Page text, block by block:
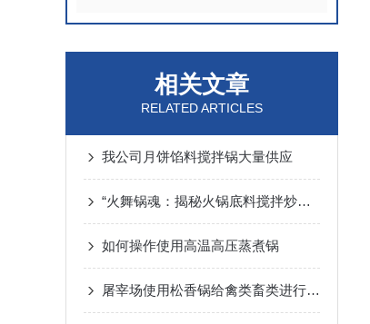
相关文章
RELATED ARTICLES
我公司月饼馅料搅拌锅大量供应
“火舞锅魂：揭秘火锅底料搅拌炒锅的艺术与匠心“
如何操作使用高温高压蒸煮锅
屠宰场使用松香锅给禽类畜类进行脱毛的优势